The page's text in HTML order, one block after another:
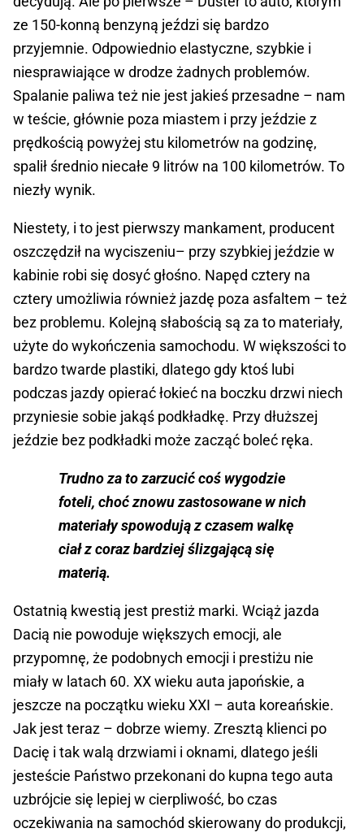
ze 150-konną benzyną jeździ się bardzo
przyjemnie. Odpowiednio elastyczne, szybkie i
niesprawiające w drodze żadnych problemów.
Spalanie paliwa też nie jest jakieś przesadne – nam
w teście, głównie poza miastem i przy jeździe z
prędkością powyżej stu kilometrów na godzinę,
spalił średnio niecałe 9 litrów na 100 kilometrów. To
niezły wynik.
Niestety, i to jest pierwszy mankament, producent
oszczędził na wyciszeniu– przy szybkiej jeździe w
kabinie robi się dosyć głośno. Napęd cztery na
cztery umożliwia również jazdę poza asfaltem – też
bez problemu. Kolejną słabością są za to materiały,
użyte do wykończenia samochodu. W większości to
bardzo twarde plastiki, dlatego gdy ktoś lubi
podczas jazdy opierać łokieć na boczku drzwi niech
przyniesie sobie jakąś podkładkę. Przy dłuższej
jeździe bez podkładki może zacząć boleć ręka.
Trudno za to zarzucić coś wygodzie
foteli, choć znowu zastosowane w nich
materiały spowodują z czasem walkę
ciał z coraz bardziej ślizgającą się
materią.
Ostatnią kwestią jest prestiż marki. Wciąż jazda
Dacią nie powoduje większych emocji, ale
przypomnę, że podobnych emocji i prestiżu nie
miały w latach 60. XX wieku auta japońskie, a
jeszcze na początku wieku XXI – auta koreańskie.
Jak jest teraz – dobrze wiemy. Zresztą klienci po
Dacię i tak walą drzwiami i oknami, dlatego jeśli
jesteście Państwo przekonani do kupna tego auta
uzbrójcie się lepiej w cierpliwość, bo czas
oczekiwania na samochód skierowany do produkcji,